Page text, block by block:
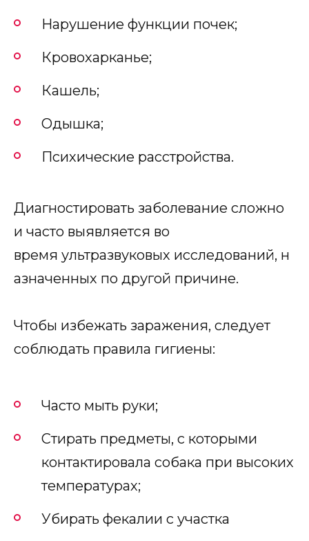
Нарушение функции почек;
Кровохарканье;
Кашель;
Одышка;
Психические расстройства.
Диагностировать заболевание сложно
и часто выявляется во
время ультразвуковых исследований, н
азначенных по другой причине.
Чтобы избежать заражения, следует
соблюдать правила гигиены:
Часто мыть руки;
Стирать предметы, с которыми
контактировала собака при высоких
температурах;
Убирать фекалии с участка